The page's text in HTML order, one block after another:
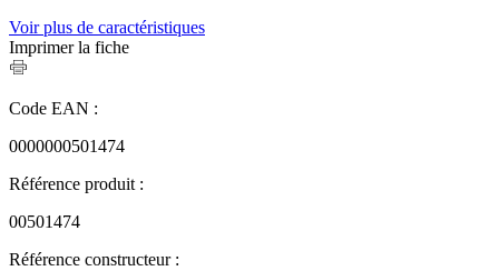
Voir plus de caractéristiques
Imprimer la fiche
Code EAN :
0000000501474
Référence produit :
00501474
Référence constructeur :